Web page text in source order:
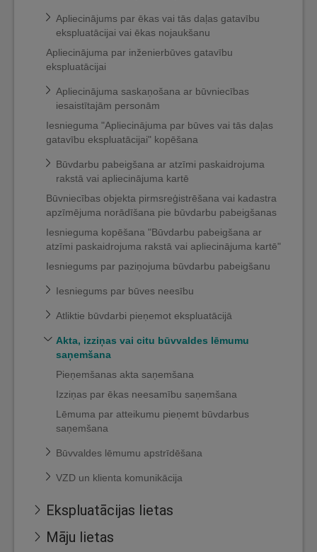
Apliecinājums par ēkas vai tās daļas gatavību
ekspluatācijai vai ēkas nojaukšanu
Apliecinājuma par inženierbūves gatavību
ekspluatācijai
Apliecinājuma saskaņošana ar būvniecības
iesaistītajām personām
Iesnieguma "Apliecinājuma par būves vai tās daļas
gatavību ekspluatācijai" kopēšana
Būvdarbu pabeigšana ar atzīmi paskaidrojuma
rakstā vai apliecinājuma kartē
Būvniecības objekta pirmsreģistrēšana vai kadastra
apzīmējuma norādīšana pie būvdarbu pabeigšanas
Iesnieguma kopēšana "Būvdarbu pabeigšana ar
atzīmi paskaidrojuma rakstā vai apliecinājuma kartē"
Iesniegums par paziņojuma būvdarbu pabeigšanu
Iesniegums par būves neesību
Atliktie būvdarbi pieņemot ekspluatācijā
Akta, izziņas vai citu būvvaldes lēmumu
saņemšana
Pieņemšanas akta saņemšana
Izziņas par ēkas neesamību saņemšana
Lēmuma par atteikumu pieņemt būvdarbus
saņemšana
Būvvaldes lēmumu apstrīdēšana
VZD un klienta komunikācija
Ekspluatācijas lietas
Māju lietas